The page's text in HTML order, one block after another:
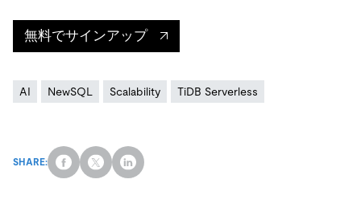
無料でサインアップ
AI NewSQL Scalability TiDB Serverless
SHARE: